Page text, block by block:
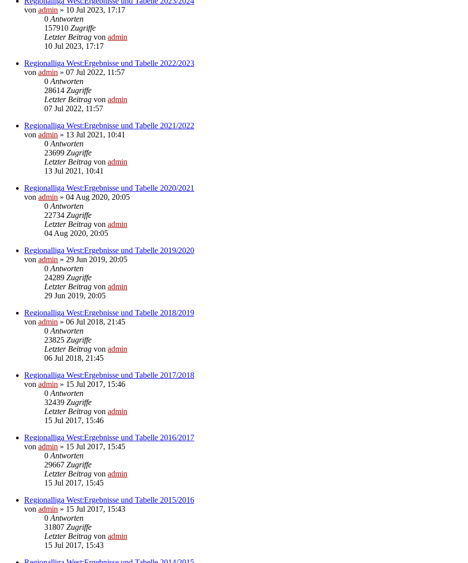
von admin » 10 Jul 2023, 17:17
0 Antworten
157910 Zugriffe
Letzter Beitrag von admin
10 Jul 2023, 17:17
Regionalliga West:Ergebnisse und Tabelle 2022/2023
von admin » 07 Jul 2022, 11:57
0 Antworten
28614 Zugriffe
Letzter Beitrag von admin
07 Jul 2022, 11:57
Regionalliga West:Ergebnisse und Tabelle 2021/2022
von admin » 13 Jul 2021, 10:41
0 Antworten
23699 Zugriffe
Letzter Beitrag von admin
13 Jul 2021, 10:41
Regionalliga West:Ergebnisse und Tabelle 2020/2021
von admin » 04 Aug 2020, 20:05
0 Antworten
22734 Zugriffe
Letzter Beitrag von admin
04 Aug 2020, 20:05
Regionalliga West:Ergebnisse und Tabelle 2019/2020
von admin » 29 Jun 2019, 20:05
0 Antworten
24289 Zugriffe
Letzter Beitrag von admin
29 Jun 2019, 20:05
Regionalliga West:Ergebnisse und Tabelle 2018/2019
von admin » 06 Jul 2018, 21:45
0 Antworten
23825 Zugriffe
Letzter Beitrag von admin
06 Jul 2018, 21:45
Regionalliga West:Ergebnisse und Tabelle 2017/2018
von admin » 15 Jul 2017, 15:46
0 Antworten
32439 Zugriffe
Letzter Beitrag von admin
15 Jul 2017, 15:46
Regionalliga West:Ergebnisse und Tabelle 2016/2017
von admin » 15 Jul 2017, 15:45
0 Antworten
29667 Zugriffe
Letzter Beitrag von admin
15 Jul 2017, 15:45
Regionalliga West:Ergebnisse und Tabelle 2015/2016
von admin » 15 Jul 2017, 15:43
0 Antworten
31807 Zugriffe
Letzter Beitrag von admin
15 Jul 2017, 15:43